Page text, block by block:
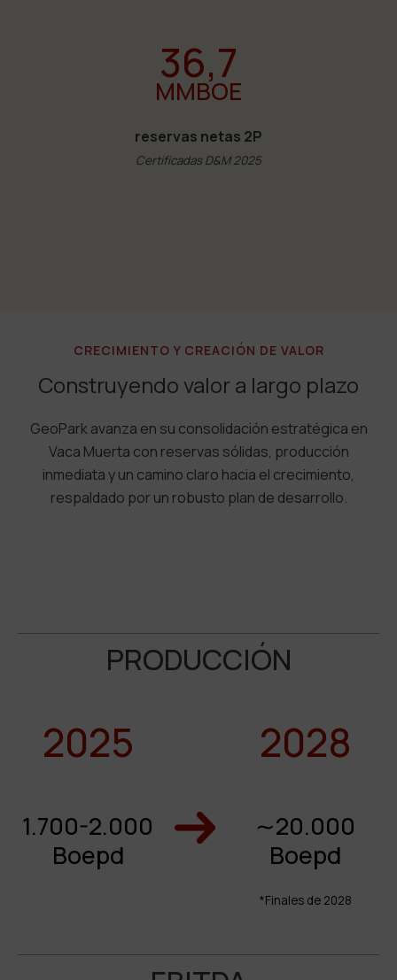
36,7
MMBOE
reservas netas 2P
Certificadas D&M 2025
CRECIMIENTO Y CREACIÓN DE VALOR
Construyendo valor a largo plazo
GeoPark avanza en su consolidación estratégica en
Vaca Muerta con reservas sólidas, producción
inmediata y un camino claro hacia el crecimiento,
respaldado por un robusto plan de desarrollo.
PRODUCCIÓN
2025 2028
1.700-2.000
Boepd
∼20.000
Boepd
*Finales de 2028